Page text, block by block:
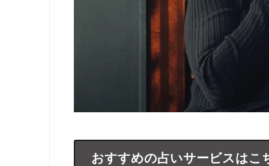
おすすめの占いサービスはこ